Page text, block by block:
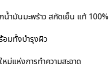
ำมันมะพร้าว สกัดเย็น แท้ 100%
อมทั้งบำรุงผิว
ม่แห่งการทำความสะอาด